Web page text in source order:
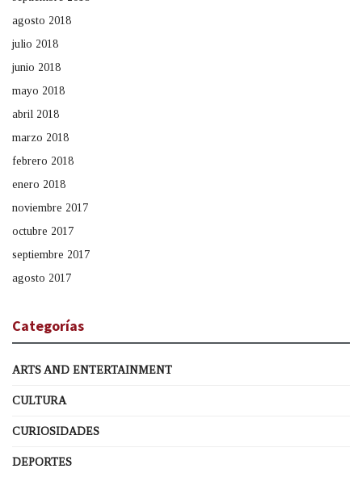
agosto 2018
julio 2018
junio 2018
mayo 2018
abril 2018
marzo 2018
febrero 2018
enero 2018
noviembre 2017
octubre 2017
septiembre 2017
agosto 2017
Categorías
ARTS AND ENTERTAINMENT
CULTURA
CURIOSIDADES
DEPORTES